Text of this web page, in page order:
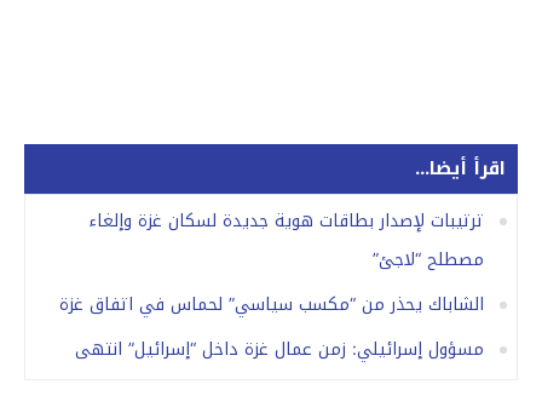
اقرأ أيضا...
ترتيبات لإصدار بطاقات هوية جديدة لسكان غزة وإلغاء
مصطلح “لاجئ”
الشاباك يحذر من “مكسب سياسي” لحماس في اتفاق غزة
مسؤول إسرائيلي: زمن عمال غزة داخل “إسرائيل” انتهى